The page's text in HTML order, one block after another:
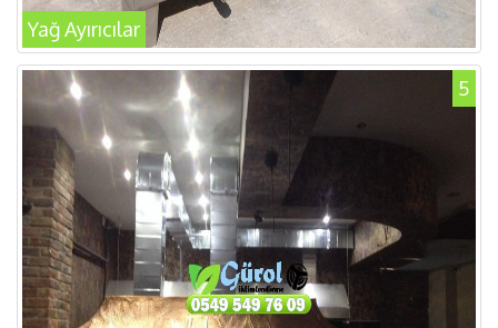
Yağ Ayırıcılar
5